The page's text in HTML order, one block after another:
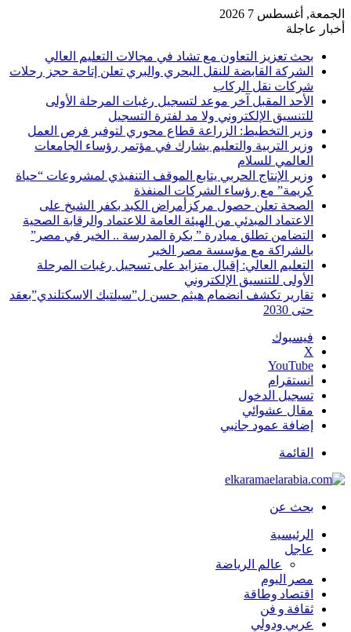
الجمعة, أغسطس 7 2026
أخبار عاجلة
بحث تعزيز التعاون مع تشاد في مجالات التعليم العالي
الشركة القابضة للنقل البحري والبري تعلن إتاحة حجز رحلات
شركات نقل الركاب
الأحد المقبل آخر موعد لتسجيل رغبات المرحلة الأولى
للتنسيق الإلكتروني ولا مد لفترة التسجيل
وزير التخطيط: الزراعة قطاع محوري لتوفير فرص العمل
وزير التربية والتعليم يشارك في مؤتمر رؤساء الجامعات
العالمي للسلام
وزير الإنتاج الحربي يتابع الموقف التنفيذي لمشروعات “حياة
كريمة” مع رؤساء الشركات المنفذة
الصحة تعلن حصول مركزأمراض الكبد بكفر الشيخ على
الاعتماد المبدئي من الهيئة العامة للاعتماد والرقابة الصحية
التضامن تطلق مبادرة ” بكرة المدرسة .. الخير في مصر”
بالشراكة مع مؤسسة مصر الخير
التعليم العالي: إقبال متزايد على تسجيل رغبات المرحلة
الأولى للتنسيق الإلكتروني
تقارير تكشف انضمام هيثم حسن ل”سيلتيك الاسكتلندي”بعقد
حتى 2030
فيسبوك
‫X
‫YouTube
انستقرام
تسجيل الدخول
مقال عشوائي
إضافة عمود جانبي
القائمة
بحث عن
الرئيسية
عاجل
عالم الرياضة
مصر اليوم
اقتصاد وطاقة
ثقافة و فن
عربي ودولي